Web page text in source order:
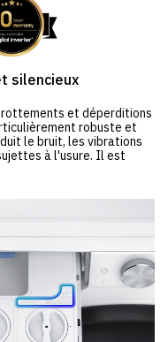
silencieux
et déperditions
robuste et
le bruit, les vibrations
à l'usure. Il est